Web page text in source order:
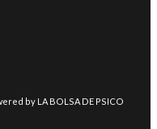
by LA BOLSA DE PSICO